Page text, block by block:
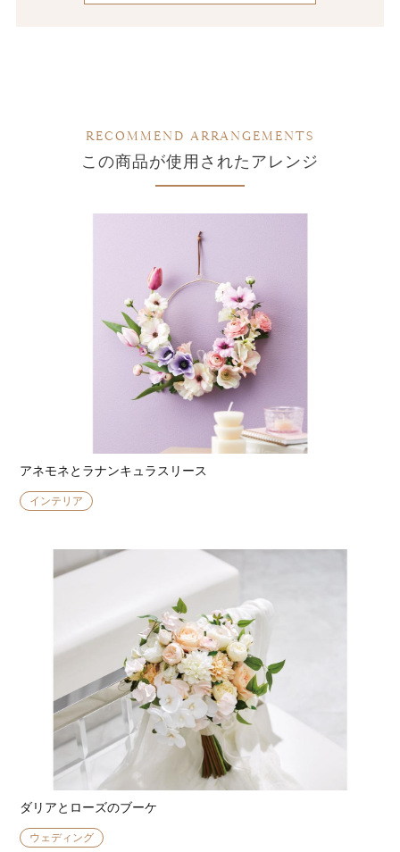
RECOMMEND ARRANGEMENTS
この商品が使用されたアレンジ
アネモネとラナンキュラスリース
インテリア
ダリアとローズのブーケ
ウェディング